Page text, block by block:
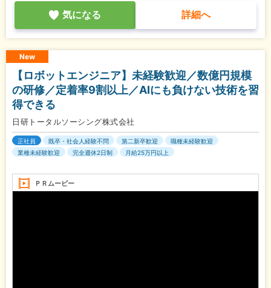
気になる 詳細へ
New
【ロボットエンジニア】未経験歓迎／数億円規模
の研修／定着率9割以上／AIにも負けない技術を習
得できる
日研トータルソーシング株式会社
正社員 既卒・社会人経験不問 第二新卒歓迎
職種未経験歓迎
業種未経験歓迎
完全週休2日制 月給25万円以上
ＰＲムービー